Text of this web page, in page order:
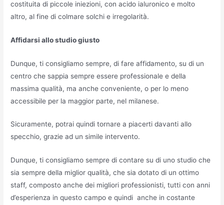
costituita di piccole iniezioni, con acido ialuronico e molto
altro, al fine di colmare solchi e irregolarità.
Affidarsi allo studio giusto
Dunque, ti consigliamo sempre, di fare affidamento, su di un
centro che sappia sempre essere professionale e della
massima qualità, ma anche conveniente, o per lo meno
accessibile per la maggior parte, nel milanese.
Sicuramente, potrai quindi tornare a piacerti davanti allo
specchio, grazie ad un simile intervento.
Dunque, ti consigliamo sempre di contare su di uno studio che
sia sempre della miglior qualità, che sia dotato di un ottimo
staff, composto anche dei migliori professionisti, tutti con anni
d’esperienza in questo campo e quindi anche in costante